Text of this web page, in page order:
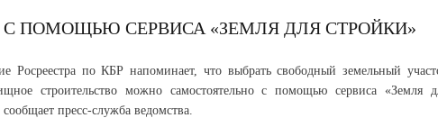
С ПОМОЩЬЮ СЕРВИСА «ЗЕМЛЯ ДЛЯ СТРОЙКИ»
Росреестра по КБР напоминает, что выбрать свободный земельный
строительство можно самостоятельно с помощью сервиса «Земля
пресс-служба ведомства.